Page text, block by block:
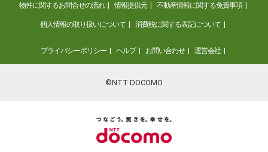
物件に関するお問合せの流れ 情報提供元 不動産情報に関する免責事項
個人情報の取り扱いについて 消費税に関する表記について
プライバシーポリシー ヘルプ お問い合わせ 運営会社
©NTT DOCOMO